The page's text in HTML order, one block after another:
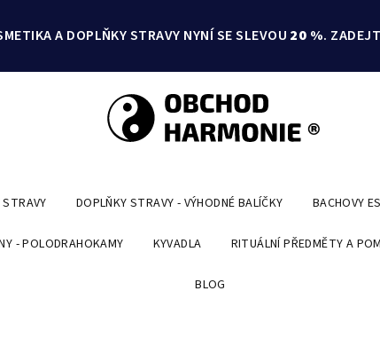
A DOPLŇKY STRAVY NYNÍ SE SLEVOU 20 %.
DOPLŇKY STRAVY - VÝHODNÉ BALÍČKY BACHOVY
- POLODRAHOKAMY KYVADLA RITUÁLNÍ PŘEDMĚTY A
BLOG